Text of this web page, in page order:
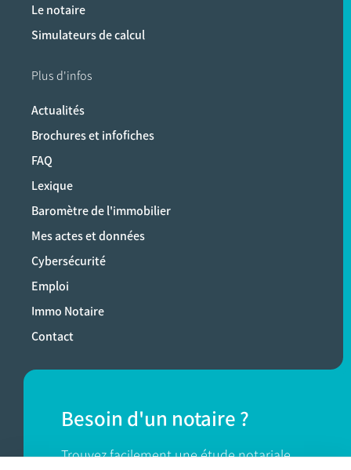
Le notaire
Simulateurs de calcul
Plus d'infos
Actualités
Brochures et infofiches
FAQ
Lexique
Baromètre de l'immobilier
Mes actes et données
Cybersécurité
Emploi
Immo Notaire
Contact
Besoin d'un notaire ?
Trouvez facilement une étude notariale